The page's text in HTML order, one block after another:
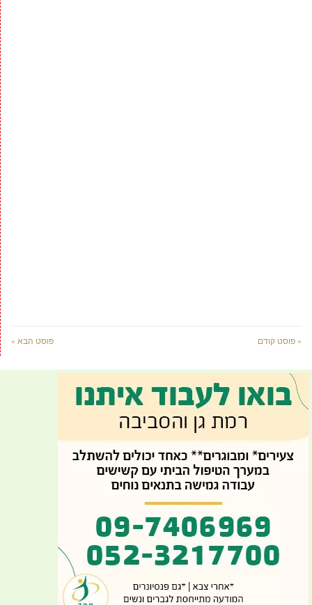
« פוסט קודם פוסט הבא »